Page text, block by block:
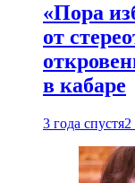
«Пора
от
в кабаре
3 года спустя2